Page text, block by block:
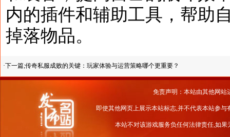
内的插件和辅助工具，帮助
掉落物品。
·下一篇;传奇私服成败的关键：玩家体验与运营策略哪个更重要？
免责声明：本站由其他网站
即使其他网页上展示本站标志,并不代表本站参
本站不对该游戏服务负任何法律责任,如